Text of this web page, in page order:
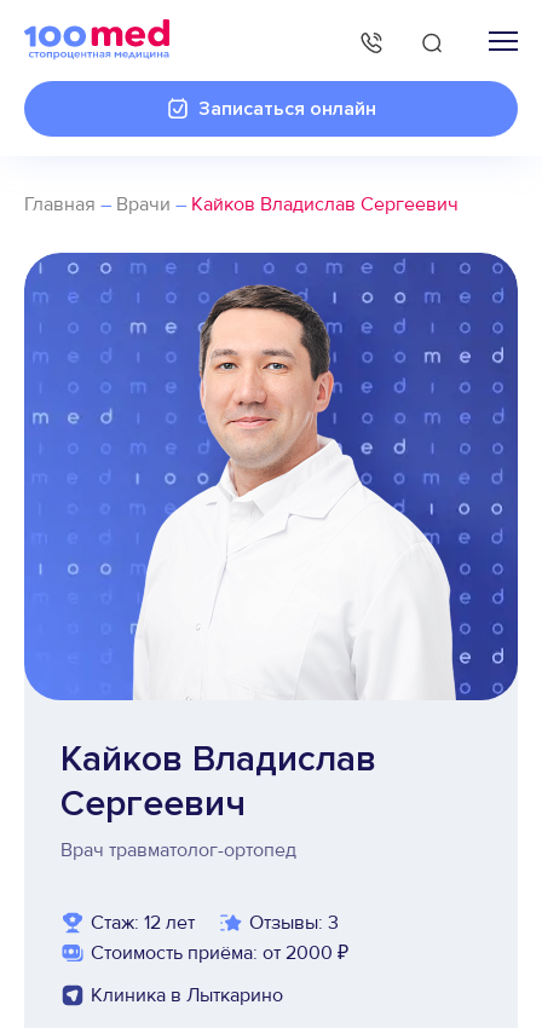
Записаться онлайн
Главная – Врачи – Кайков Владислав Сергеевич
Кайков Владислав
Сергеевич
Врач травматолог-ортопед
Стаж: 12 лет
Отзывы: 3
Стоимость приёма: от 2000 ₽
Клиника в Лыткарино